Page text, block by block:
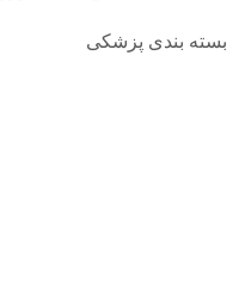
بسته بندی پزشکی